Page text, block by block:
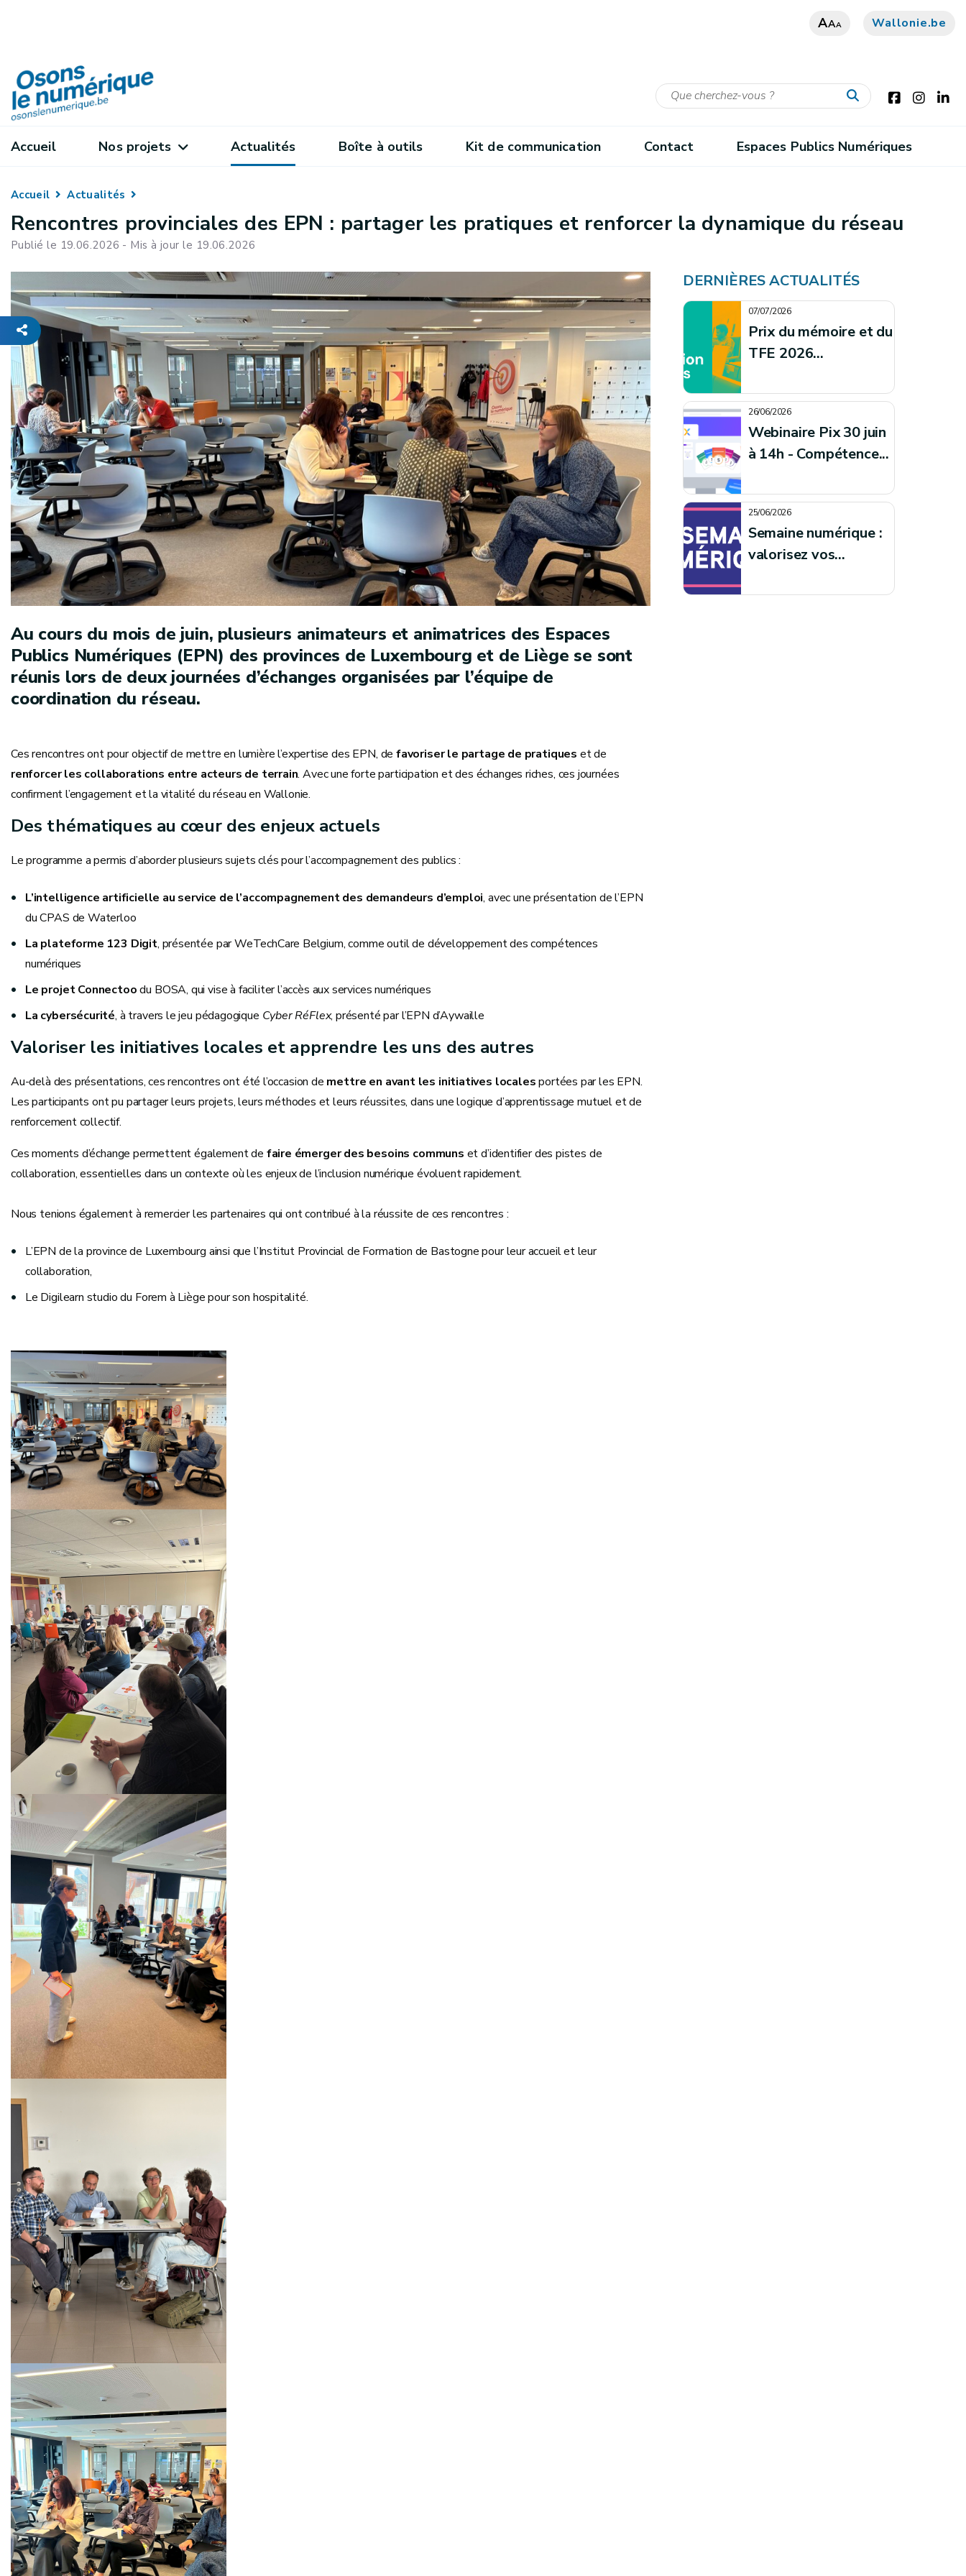
AAA Wallonie.be
Accueil Nos projets Actualités Boîte à outils Kit de communication Contact Espaces Publics Numériques
Accueil Actualités
Rencontres provinciales des EPN : partager les pratiques et renforcer la dynamique du réseau
Publié le 19.06.2026 - Mis à jour le 19.06.2026
Au cours du mois de juin, plusieurs animateurs et animatrices des Espaces
Publics Numériques (EPN) des provinces de Luxembourg et de Liège se sont
réunis lors de deux journées d’échanges organisées par l’équipe de
coordination du réseau.
Ces rencontres ont pour objectif de mettre en lumière l’expertise des EPN, de favoriser le partage de pratiques et de
renforcer les collaborations entre acteurs de terrain. Avec une forte participation et des échanges riches, ces journées
confirment l’engagement et la vitalité du réseau en Wallonie.
Des thématiques au cœur des enjeux actuels
Le programme a permis d’aborder plusieurs sujets clés pour l’accompagnement des publics :
L’intelligence artificielle au service de l’accompagnement des demandeurs d’emploi, avec une présentation de l’EPN
du CPAS de Waterloo
La plateforme 123 Digit, présentée par WeTechCare Belgium, comme outil de développement des compétences
numériques
Le projet Connectoodu BOSA, qui vise à faciliter l’accès aux services numériques
La cybersécurité, à travers le jeu pédagogique Cyber RéFlex, présenté par l’EPN d’Aywaille
Valoriser les initiatives locales et apprendre les uns des autres
Au-delà des présentations, ces rencontres ont été l’occasion de mettre en avant les initiatives localesportées par les EPN.
Les participants ont pu partager leurs projets, leurs méthodes et leurs réussites, dans une logique d’apprentissage mutuel et de
renforcement collectif.
Ces moments d’échange permettent également de faire émerger des besoins communs et d’identifier des pistes de
collaboration, essentielles dans un contexte où les enjeux de l’inclusion numérique évoluent rapidement.
Nous tenions également à remercier les partenaires qui ont contribué à la réussite de ces rencontres :
L’EPN de la province de Luxembourg ainsi que l’Institut Provincial de Formation de Bastogne pour leur accueil et leur
collaboration,
Le Digilearn studio du Forem à Liège pour son hospitalité.
DERNIÈRES ACTUALITÉS
07/07/2026
Prix du mémoire et du
TFE 2026...
26/06/2026
Webinaire Pix 30 juin
à 14h - Compétence...
25/06/2026
Semaine numérique :
valorisez vos...